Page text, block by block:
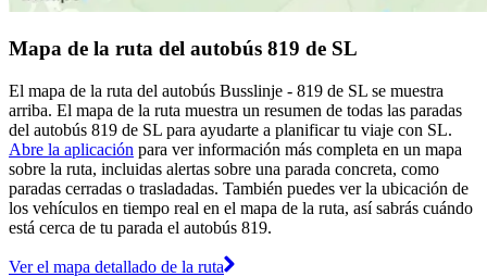
Mapa de la ruta del autobús 819 de SL
El mapa de la ruta del autobús Busslinje - 819 de SL se muestra
arriba. El mapa de la ruta muestra un resumen de todas las paradas
del autobús 819 de SL para ayudarte a planificar tu viaje con SL.
Abre la aplicación para ver información más completa en un mapa
sobre la ruta, incluidas alertas sobre una parada concreta, como
paradas cerradas o trasladadas. También puedes ver la ubicación de
los vehículos en tiempo real en el mapa de la ruta, así sabrás cuándo
está cerca de tu parada el autobús 819.
Ver el mapa detallado de la ruta